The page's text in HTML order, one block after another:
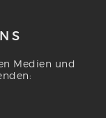
Medien und